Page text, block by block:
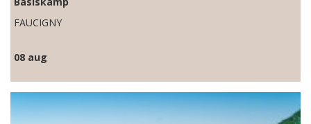
FAUCIGNY
08 aug